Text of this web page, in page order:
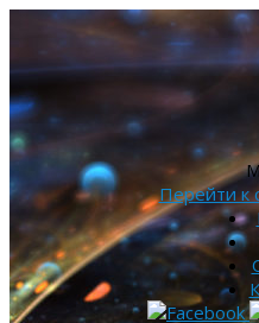
Перейти к